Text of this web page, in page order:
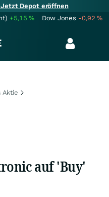
Depot eröffnen
+5,15% Dow Jones -0,92%
Aktie
auf 'Buy'